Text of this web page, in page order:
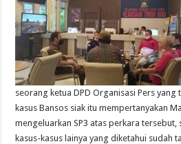
seorang ketua DPD Organisasi Pers
kasus Bansos siak itu mempertanyakan
mengeluarkan SP3 atas perkara
kasus-kasus lainya yang diketahui sudah